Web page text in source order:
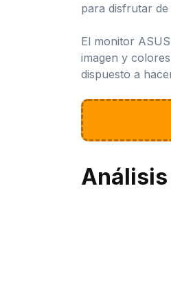
para disfrutar
El monitor
imagen y
dispuesto a